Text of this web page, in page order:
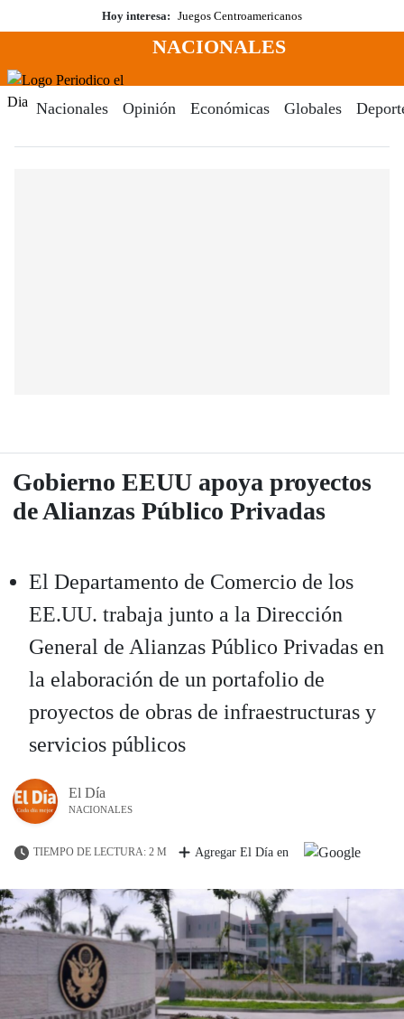
al
Hoy interesa: Juegos Centroamericanos
Menú
NACIONALES
Nacionales Opinión Económicas Globales
Gobierno EEUU apoya proyectos
de Alianzas Público Privadas
El Departamento de Comercio de los
EE.UU. trabaja junto a la Dirección
General de Alianzas Público Privadas en
la elaboración de un portafolio de
proyectos de obras de infraestructuras y
servicios públicos
El Día
NACIONALES
TIEMPO DE LECTURA: 2 M Agregar El Día en